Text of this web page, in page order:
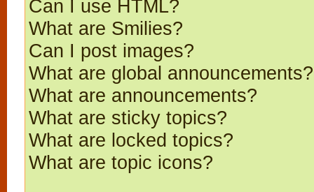
Can I use HTML?
What are Smilies?
Can I post images?
What are global announcements?
What are announcements?
What are sticky topics?
What are locked topics?
What are topic icons?